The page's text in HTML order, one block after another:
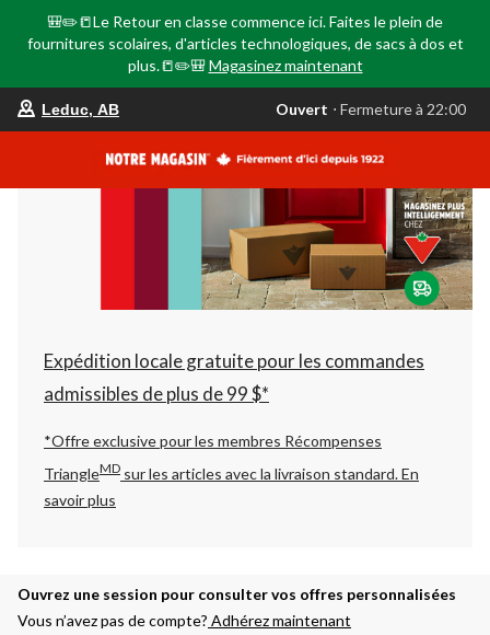
🎒✏️📒Le Retour en classe commence ici. Faites le plein de
fournitures scolaires, d'articles technologiques, de sacs à dos et
plus.📒✏️🎒 Magasinez maintenant
votre
est
AB,
Ouvert,
Fermeture
à
22:00
changer
Leduc, AB Ouvert ⋅ Fermeture à 22:00
Expédition locale gratuite pour les commandes
admissibles de plus de 99 $*
*Offre exclusive pour les membres Récompenses
TriangleMD sur les articles avec la livraison standard.En
savoir plus
Ouvrez une session pour consulter vos offres personnalisées
Vous n’avez pas de compte? Adhérez maintenant